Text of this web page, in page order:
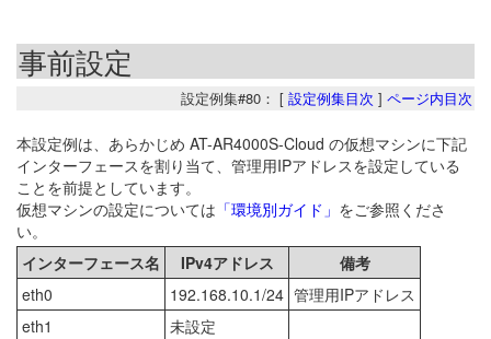
事前設定
設定例集#80： [ 設定例集目次 ] ページ内目次
本設定例は、あらかじめ AT-AR4000S-Cloud の仮想マシンに下記
インターフェースを割り当て、管理用IPアドレスを設定している
ことを前提としています。
仮想マシンの設定については 「環境別ガイド」 をご参照くださ
い。
インターフェース名
IPv4アドレス
備考
eth0
192.168.10.1/24 管理用IPアドレス
eth1
未設定